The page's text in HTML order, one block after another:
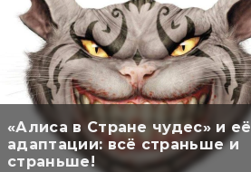
«Алиса в Стране чудес» и её
адаптации: всё страньше и
страньше!